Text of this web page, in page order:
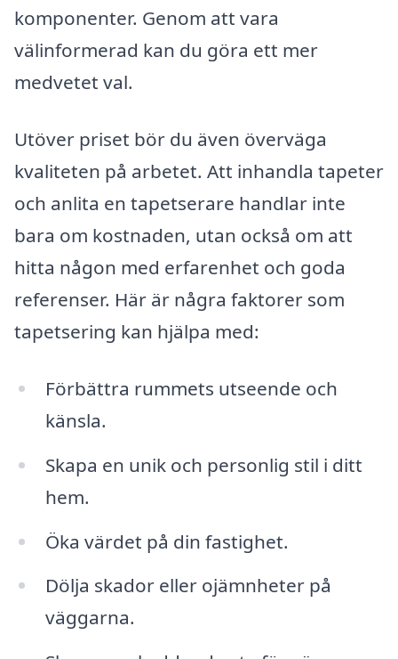
komponenter. Genom att vara
välinformerad kan du göra ett mer
medvetet val.
Utöver priset bör du även överväga
kvaliteten på arbetet. Att inhandla tapeter
och anlita en tapetserare handlar inte
bara om kostnaden, utan också om att
hitta någon med erfarenhet och goda
referenser. Här är några faktorer som
tapetsering kan hjälpa med:
Förbättra rummets utseende och
känsla.
Skapa en unik och personlig stil i ditt
hem.
Öka värdet på din fastighet.
Dölja skador eller ojämnheter på
väggarna.